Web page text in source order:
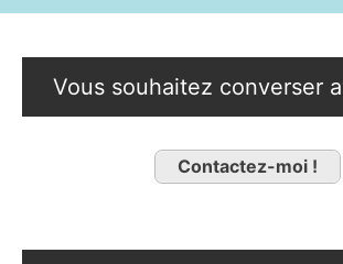
Vous souhaitez converser
Contactez-moi !